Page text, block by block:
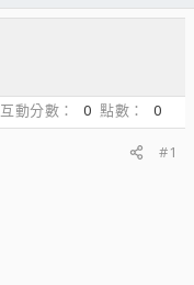
互動分數 0 點數
0
#1